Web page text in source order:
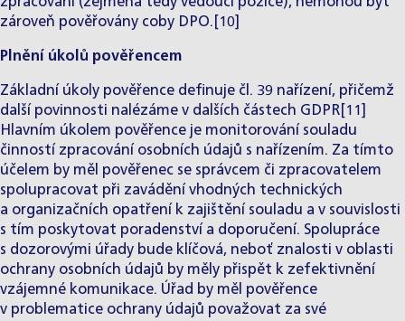
zároveň pověřovány coby DPO.[10]
Plnění úkolů pověřencem
Základní úkoly pověřence definuje čl. 39 nařízení, přičemž
další povinnosti nalézáme v dalších částech GDPR[11]
Hlavním úkolem pověřence je monitorování souladu
činností zpracování osobních údajů s nařízením. Za tímto
účelem by měl pověřenec se správcem či zpracovatelem
spolupracovat při zavádění vhodných technických
a organizačních opatření k zajištění souladu a v souvislosti
s tím poskytovat poradenství a doporučení. Spolupráce
s dozorovými úřady bude klíčová, neboť znalosti v oblasti
ochrany osobních údajů by měly přispět k zefektivnění
vzájemné komunikace. Úřad by měl pověřence
v problematice ochrany údajů považovat za své